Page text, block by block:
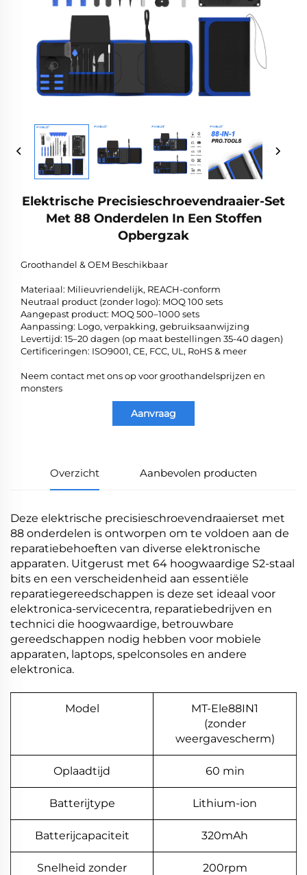
Elektrische Precisieschroevendraaier-Set
Met 88 Onderdelen In Een Stoffen
Opbergzak
Groothandel & OEM Beschikbaar
Materiaal: Milieuvriendelijk, REACH-conform
Neutraal product (zonder logo): MOQ 100 sets
Aangepast product: MOQ 500–1000 sets
Aanpassing: Logo, verpakking, gebruiksaanwijzing
Levertijd: 15–20 dagen (op maat bestellingen 35-40 dagen)
Certificeringen: ISO9001, CE, FCC, UL, RoHS & meer
Neem contact met ons op voor groothandelsprijzen en
monsters
Aanvraag
Overzicht Aanbevolen producten
Deze elektrische precisieschroevendraaierset met
88 onderdelen is ontworpen om te voldoen aan de
reparatiebehoeften van diverse elektronische
apparaten. Uitgerust met 64 hoogwaardige S2-staal
bits en een verscheidenheid aan essentiële
reparatiegereedschappen is deze set ideaal voor
elektronica-servicecentra, reparatiebedrijven en
technici die hoogwaardige, betrouwbare
gereedschappen nodig hebben voor mobiele
apparaten, laptops, spelconsoles en andere
elektronica.
Model
MT-Ele88IN1
(zonder
weergavescherm)
Oplaadtijd 60 min
Batterijtype Lithium-ion
Batterijcapaciteit 320mAh
Snelheid zonder
200rpm